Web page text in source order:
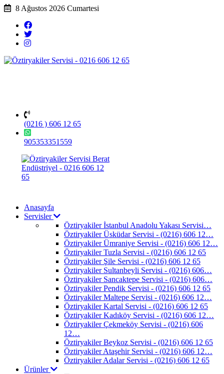
8 Ağustos 2026 Cumartesi
(0216 ) 606 12 65
905353351559
Anasayfa
Servisler
Öztiryakiler İstanbul Anadolu Yakası Servisi…
Öztiryakiler Üsküdar Servisi - (0216) 606 12…
Öztiryakiler Ümraniye Servisi - (0216) 606 12…
Öztiryakiler Tuzla Servisi - (0216) 606 12 65
Öztiryakiler Şile Servisi - (0216) 606 12 65
Öztiryakiler Sultanbeyli Servisi - (0216) 606…
Öztiryakiler Sancaktepe Servisi - (0216) 606…
Öztiryakiler Pendik Servisi - (0216) 606 12 65
Öztiryakiler Maltepe Servisi - (0216) 606 12…
Öztiryakiler Kartal Servisi - (0216) 606 12 65
Öztiryakiler Kadıköy Servisi - (0216) 606 12…
Öztiryakiler Çekmeköy Servisi - (0216) 606
12…
Öztiryakiler Beykoz Servisi - (0216) 606 12 65
Öztiryakiler Ataşehir Servisi - (0216) 606 12…
Öztiryakiler Adalar Servisi - (0216) 606 12 65
Ürünler